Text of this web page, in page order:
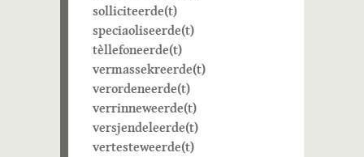
solliciteerde(t)
speciaoliseerde(t)
tèllefoneerde(t)
vermassekreerde(t)
verordeneerde(t)
verrinneweerde(t)
versjendeleerde(t)
vertesteweerde(t)